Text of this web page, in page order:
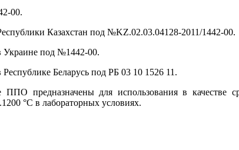
00.
Казахстан под №KZ.02.03.04128-2011/1442-00.
Украине под №1442-00.
Беларусь под РБ 03 10 1526 11.
ППО предназначены для использования в качестве
°С в лабораторных условиях.